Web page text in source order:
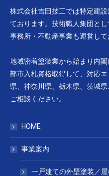
株式会社吉田技工では特定建
ております。技術職人集団と
事務所・不動産事業も運営して
地域密着塗装業から始まり内
部市入札資格取得して、対応
県、神奈川県、栃木県、茨城
ご相談ください。
HOME
事業案内
一戸建ての外壁塗装／